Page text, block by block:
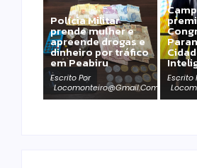
Polícia Militar
prende mulher e
apreende drogas e
dinheiro por tráfico
em Peabiru
Escrito Por
Locomonteiro@gmail.com
Escrito